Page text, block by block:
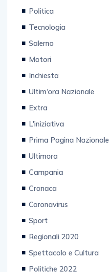
Politica
Tecnologia
Salerno
Motori
Inchiesta
Ultim'ora Nazionale
Extra
L'iniziativa
Prima Pagina Nazionale
Ultimora
Campania
Cronaca
Coronavirus
Sport
Regionali 2020
Spettacolo e Cultura
Politiche 2022